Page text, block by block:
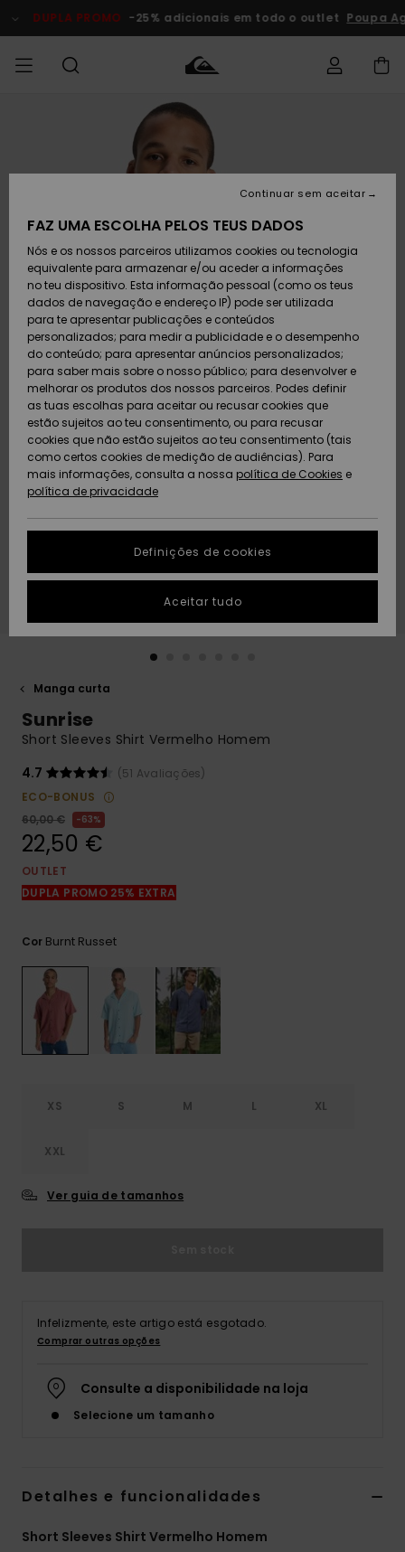
do
DUPLA PROMO -25% adicionais em todo o outlet Poupa
Roupas
Calçado e
chinelos
Surfe/água
Snow
Artigos
recém-
chegados
Coleções
MENINO
Roupas
Calçado e
chinelos
Surfe/água
Neve
Artigos
recém-
chegados
Highlights
MULHER
chegados
Highlights
Snow
SURF
Surf Shop
Homem
Crianças
Highlights
Community
SNOW
Artigos
Neve
Homem
Artigos
Criança
Snow Shop
Feminino
Highlights
Community
DUPLA
PROMO
Outlet
Homem
Criança
Outlet
Mulher
AJUDA
Acede à tua
encomenda
Devoluções
Pagamento
Cartão
presente
Quiksilver
Freedom
Protecção de
dados
Guia de
tamanhos
conversa para
obteres a
resposta mais
rápida à tua
respostas
para as
contacto.
SUSTAINABILITY
PRESENTE
DESEJO
Manga curta
Sunrise
Short Sleeves Shirt Vermelho Homem
4.7
(51 Avaliações)
ECO-BONUS
60,00 €
63%
22,50 €
OUTLET
DUPLA PROMO 25% EXTRA
Cor Burnt Russet
XS S M L XL
XXL
Ver guia de tamanhos
Infelizmente, este artigo está esgotado.
Comprar outras opções
Consulte a disponibilidade na loja
Selecione um tamanho
Detalhes e funcionalidades
Short Sleeves Shirt Vermelho Homem
FAZ UMA ESCOLHA PELOS TEUS DADOS
Nós e os nossos parceiros utilizamos cookies ou tecnologia
equivalente para armazenar e/ou aceder a informações
no teu dispositivo. Esta informação pessoal (como os teus
dados de navegação e endereço IP) pode ser utilizada
para te apresentar publicações e conteúdos
personalizados; para medir a publicidade e o desempenho
do conteúdo; para apresentar anúncios personalizados;
para saber mais sobre o nosso público; para desenvolver e
melhorar os produtos dos nossos parceiros. Podes definir
as tuas escolhas para aceitar ou recusar cookies que
estão sujeitos ao teu consentimento, ou para recusar
cookies que não estão sujeitos ao teu consentimento (tais
como certos cookies de medição de audiências). Para
mais informações, consulta a nossa política de Cookies e
política de privacidade
Definições de cookies
Continuar sem aceitar
Aceitar tudo